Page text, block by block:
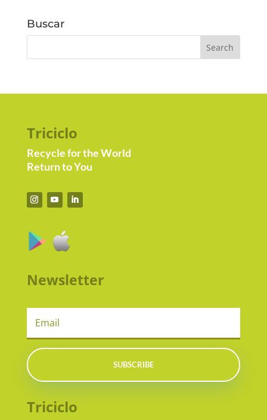
Buscar
Triciclo
Recycle for the World
Return to You
Newsletter
SUBSCRIBE
Triciclo